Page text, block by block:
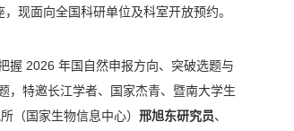
现面向全国科研单位及科室开放预约。
握 2026 年国自然申报方向、突破选题与
，特邀长江学者、国家杰青、暨南大学生
（国家生物信息中心） 邢旭东研究员、